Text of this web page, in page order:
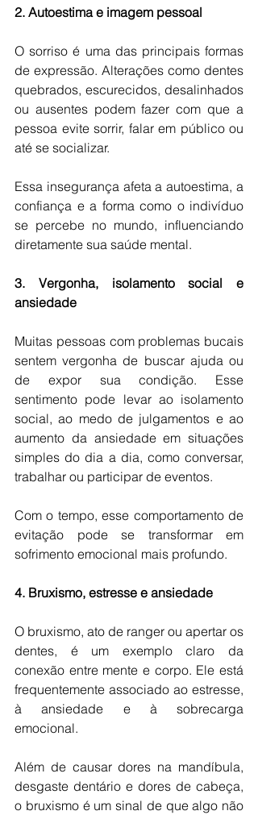
2. Autoestima e imagem pessoal
O sorriso é uma das principais formas
de expressão. Alterações como dentes
quebrados, escurecidos, desalinhados
ou ausentes podem fazer com que a
pessoa evite sorrir, falar em público ou
até se socializar.
Essa insegurança afeta a autoestima, a
confiança e a forma como o indivíduo
se percebe no mundo, influenciando
diretamente sua saúde mental.
3. Vergonha, isolamento social e
ansiedade
Muitas pessoas com problemas bucais
sentem vergonha de buscar ajuda ou
de expor sua condição. Esse
sentimento pode levar ao isolamento
social, ao medo de julgamentos e ao
aumento da ansiedade em situações
simples do dia a dia, como conversar,
trabalhar ou participar de eventos.
Com o tempo, esse comportamento de
evitação pode se transformar em
sofrimento emocional mais profundo.
4. Bruxismo, estresse e ansiedade
O bruxismo, ato de ranger ou apertar os
dentes, é um exemplo claro da
conexão entre mente e corpo. Ele está
frequentemente associado ao estresse,
à ansiedade e à sobrecarga
emocional.
Além de causar dores na mandíbula,
desgaste dentário e dores de cabeça,
o bruxismo é um sinal de que algo não